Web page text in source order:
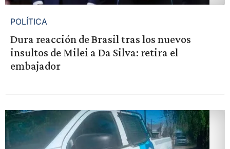
POLÍTICA
Dura reacción de Brasil tras los nuevos
insultos de Milei a Da Silva: retira el
embajador